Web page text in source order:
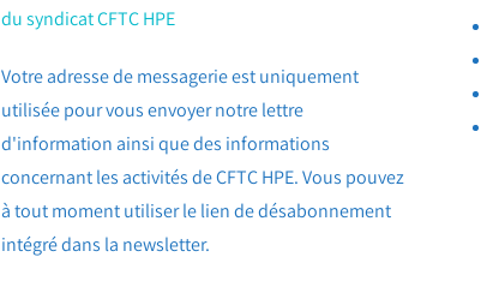
du syndicat CFTC HPE
Votre adresse de messagerie est uniquement
utilisée pour vous envoyer notre lettre
d'information ainsi que des informations
concernant les activités de CFTC HPE. Vous pouvez
à tout moment utiliser le lien de désabonnement
intégré dans la newsletter.